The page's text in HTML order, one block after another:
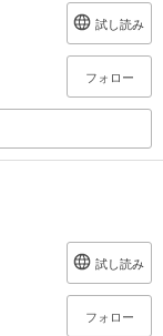
試し読み
フォロー
試し読み
フォロー